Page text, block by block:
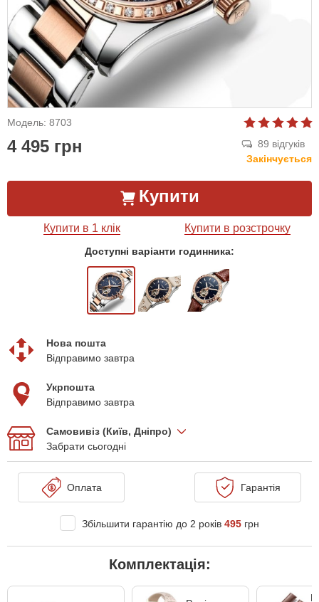
Модель: 8703
4 495 грн
89 відгуків
Закінчується
Купити
Купити в 1 клік Купити в розстрочку
Доступні варіанти годинника:
Нова пошта
Відправимо завтра
Укрпошта
Відправимо завтра
Самовивіз (Київ, Дніпро)
Забрати сьогодні
Оплата Гарантія
Збільшити гарантію до 2 років 495 грн
Комплектація: